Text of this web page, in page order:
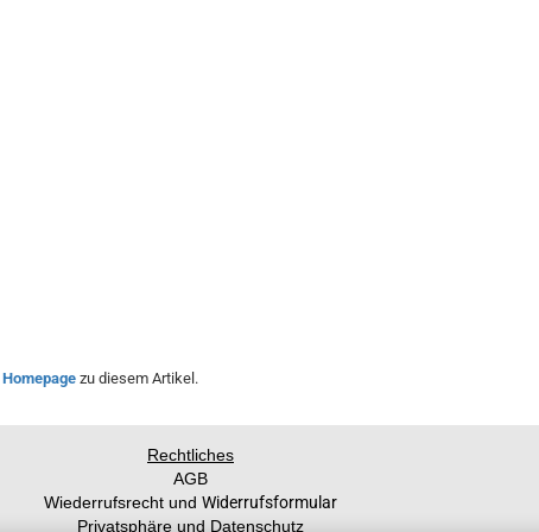
Homepage zu diesem Artikel.
Rechtliches
AGB
Wiederrufsrecht und Widerrufsformular
Privatsphäre und Datenschutz